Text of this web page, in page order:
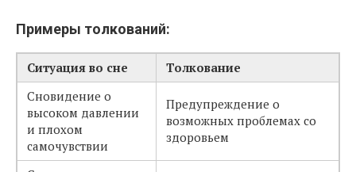
Примеры толкований:
Ситуация во сне
Толкование
Сновидение о
высоком давлении
и плохом
самочувствии
Предупреждение о
возможных проблемах со
здоровьем